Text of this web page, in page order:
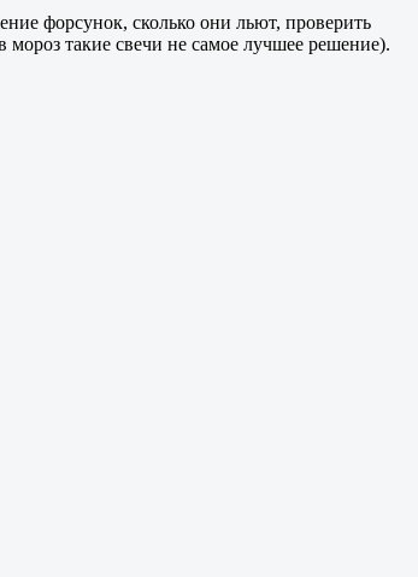
форсунок, сколько они льют, проверить
такие свечи не самое лучшее решение).